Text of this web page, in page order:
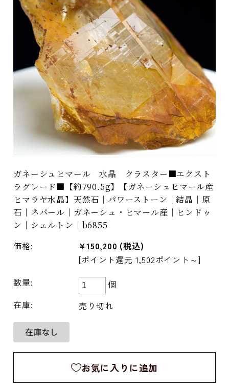
ガネーシュヒマール 水晶 クラスター■エクスト
ラグレード■【約790.5g】【ガネーシュヒマール産
ヒマラヤ水晶】天然石｜パワーストーン｜結晶｜原
石｜ネパール｜ガネーシュ・ヒマール産｜ヒンドゥ
ン｜シェルトン｜b6855
価格: ¥150,200 (税込)
[ポイント還元 1,502ポイント～]
数量:
個
在庫:
売り切れ
お気に入りに追加